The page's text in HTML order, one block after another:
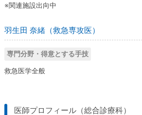
※関連施設出向中
羽生田 奈緒（救急専攻医）
専門分野・得意とする手技
救急医学全般
医師プロフィール（総合診療科）